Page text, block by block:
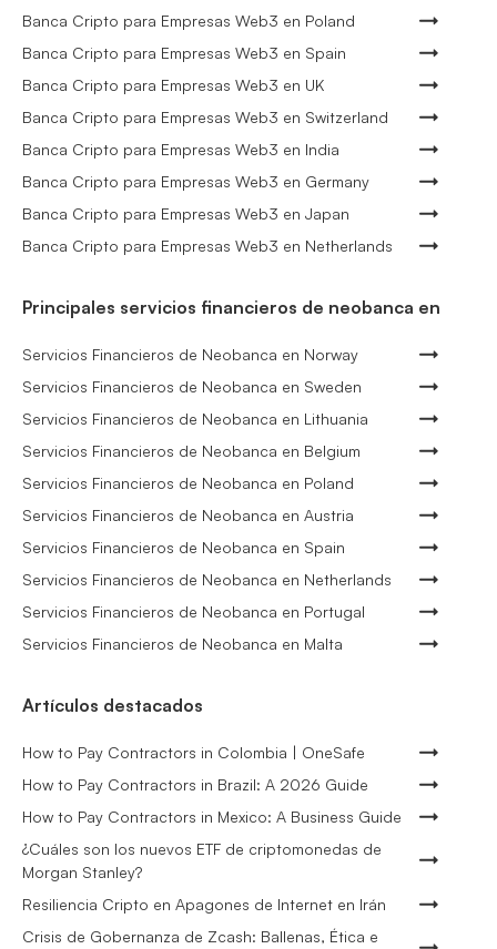
Banca Cripto para Empresas Web3 en Poland
Banca Cripto para Empresas Web3 en Spain
Banca Cripto para Empresas Web3 en UK
Banca Cripto para Empresas Web3 en Switzerland
Banca Cripto para Empresas Web3 en India
Banca Cripto para Empresas Web3 en Germany
Banca Cripto para Empresas Web3 en Japan
Banca Cripto para Empresas Web3 en Netherlands
Principales servicios financieros de neobanca en
Servicios Financieros de Neobanca en Norway
Servicios Financieros de Neobanca en Sweden
Servicios Financieros de Neobanca en Lithuania
Servicios Financieros de Neobanca en Belgium
Servicios Financieros de Neobanca en Poland
Servicios Financieros de Neobanca en Austria
Servicios Financieros de Neobanca en Spain
Servicios Financieros de Neobanca en Netherlands
Servicios Financieros de Neobanca en Portugal
Servicios Financieros de Neobanca en Malta
Artículos destacados
How to Pay Contractors in Colombia | OneSafe
How to Pay Contractors in Brazil: A 2026 Guide
How to Pay Contractors in Mexico: A Business Guide
¿Cuáles son los nuevos ETF de criptomonedas de
Morgan Stanley?
Resiliencia Cripto en Apagones de Internet en Irán
Crisis de Gobernanza de Zcash: Ballenas, Ética e